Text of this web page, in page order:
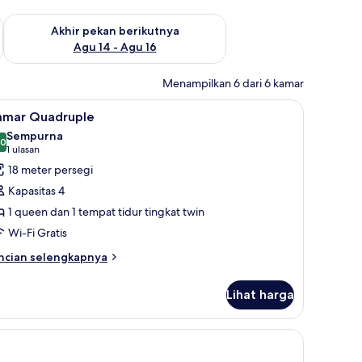
Agu 7 - Agu 9
Akhir pekan berikutnya
Agu 14 - Agu 16
Periksa ketersediaan untuk akhir pekan berikutnya Agu 14 -
Menampilkan 6 dari 6 kamar
dan kedap suara Kamar Quadruple | Minibar, brankas, meja
6 Quadruple
dari 10
Sempurna
1 ulasan
(1
ulasan)
18 meter persegi
Kapasitas 4
1 queen dan 1 tempat tidur tingkat twin
Wi-Fi Gratis
selengkapnya
Lihat harga